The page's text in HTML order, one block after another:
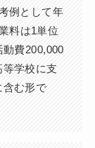
例として年
料は1単位
費200,000
学校に支
含む形で